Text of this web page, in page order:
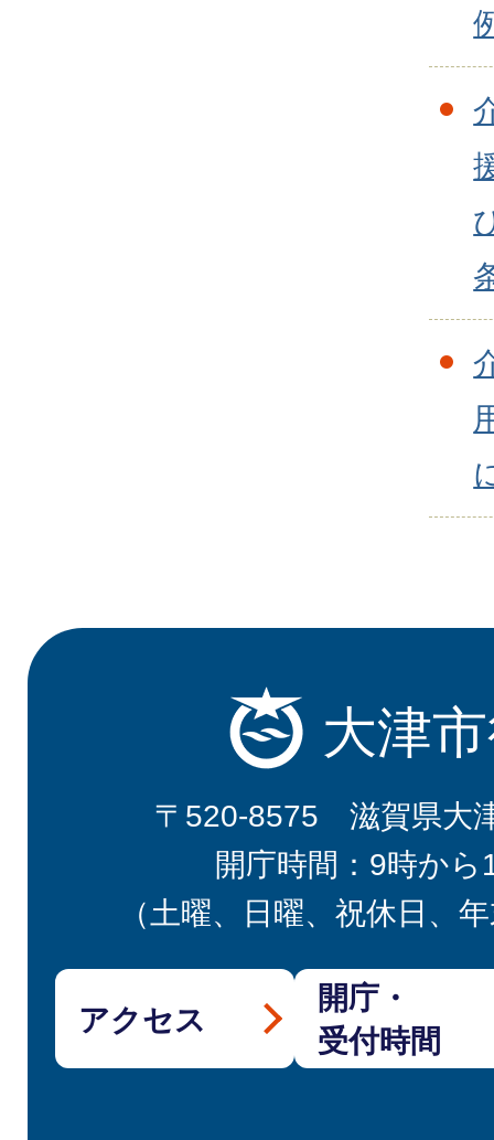
大津
〒520-8575 滋賀県大
開庁時間：9時から
（土曜、日曜、祝休日、
アクセス
開庁・
受付時間